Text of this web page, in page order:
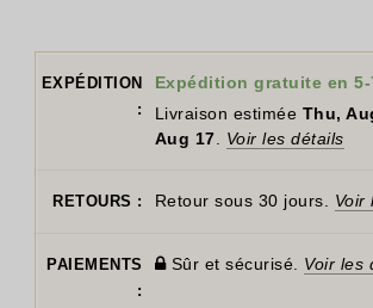
EXPÉDITION
:
Expédition gratuite en
Livraison estimée Thu,
Aug 17
Voir les détails
RETOURS : Retour sous 30 jours. Voir
PAIEMENTS
:
Sûr et sécurisé. Voir les